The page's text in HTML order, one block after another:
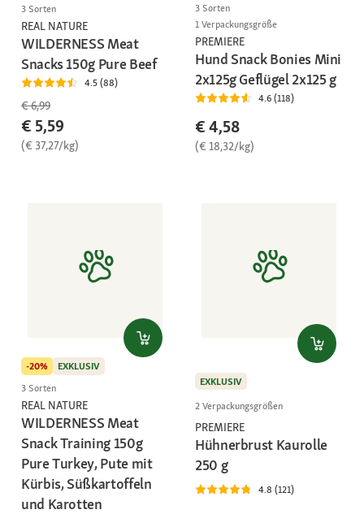
3 Sorten
REAL NATURE
WILDERNESS Meat
Snacks 150g Pure Beef
4.5 (88)
€ 6,99
€ 5,59
(€ 37,27/kg)
3 Sorten
1 Verpackungsgröße
PREMIERE
Hund Snack Bonies Mini
2x125g Geflügel 2x125 g
4.6 (118)
€ 4,58
(€ 18,32/kg)
-20%
EXKLUSIV
3 Sorten
REAL NATURE
WILDERNESS Meat
Snack Training 150g
Pure Turkey, Pute mit
Kürbis, Süßkartoffeln
und Karotten
EXKLUSIV
2 Verpackungsgrößen
PREMIERE
Hühnerbrust Kaurolle
250 g
4.8 (121)